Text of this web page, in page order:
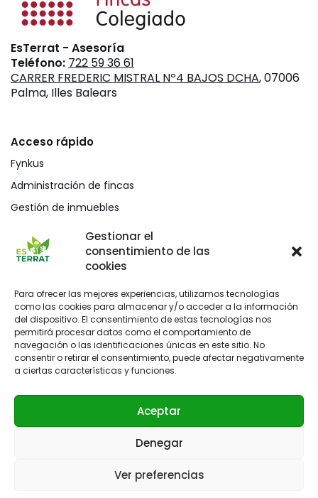
Gestionar el
consentimiento de las
cookies
Para ofrecer las mejores experiencias, utilizamos tecnologías
como las cookies para almacenar y/o acceder a la información
del dispositivo. El consentimiento de estas tecnologías nos
permitirá procesar datos como el comportamiento de
navegación o las identificaciones únicas en este sitio. No
consentir o retirar el consentimiento, puede afectar negativamente
a ciertas características y funciones.
Aceptar
Denegar
Ver preferencias
EsTerrat - Asesoría
Teléfono: 722 59 36 61
CARRER FREDERIC MISTRAL Nº4 BAJOS DCHA, 07006
Palma, Illes Balears
Acceso rápido
Fynkus
Administración de fincas
Gestión de inmuebles
Mediación civil y mercantil
Blog
Administración de fincas en Palma
Política de privacidad
Política de cookies (UE)